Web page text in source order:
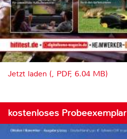
Jetzt laden (, PDF, 6.04 MB)
kostenloses Probeexemplar